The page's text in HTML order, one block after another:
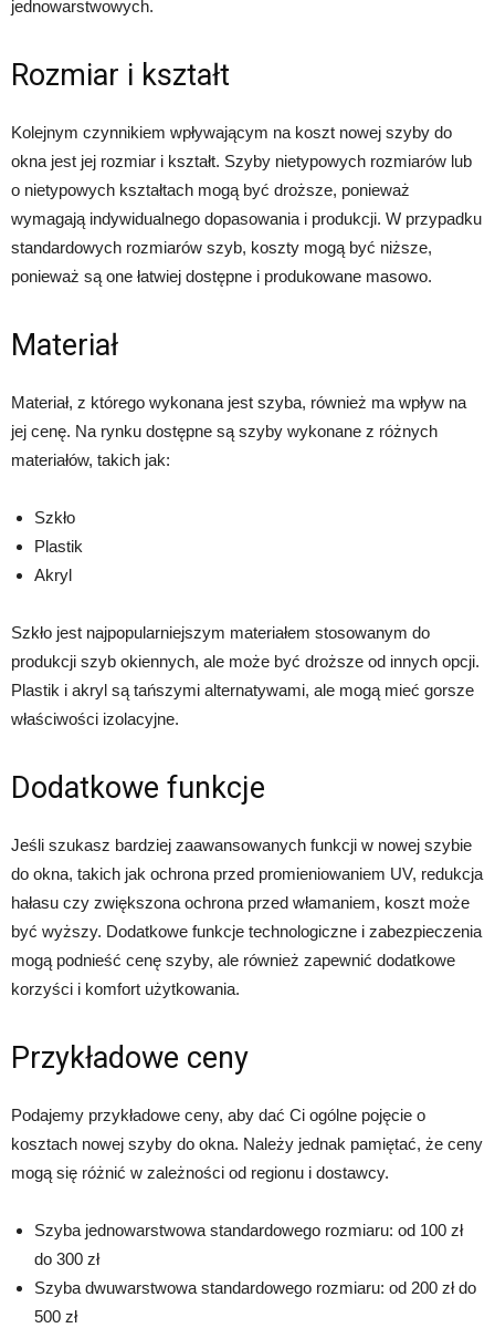
jednowarstwowych.
Rozmiar i kształt
Kolejnym czynnikiem wpływającym na koszt nowej szyby do
okna jest jej rozmiar i kształt. Szyby nietypowych rozmiarów lub
o nietypowych kształtach mogą być droższe, ponieważ
wymagają indywidualnego dopasowania i produkcji. W przypadku
standardowych rozmiarów szyb, koszty mogą być niższe,
ponieważ są one łatwiej dostępne i produkowane masowo.
Materiał
Materiał, z którego wykonana jest szyba, również ma wpływ na
jej cenę. Na rynku dostępne są szyby wykonane z różnych
materiałów, takich jak:
Szkło
Plastik
Akryl
Szkło jest najpopularniejszym materiałem stosowanym do
produkcji szyb okiennych, ale może być droższe od innych opcji.
Plastik i akryl są tańszymi alternatywami, ale mogą mieć gorsze
właściwości izolacyjne.
Dodatkowe funkcje
Jeśli szukasz bardziej zaawansowanych funkcji w nowej szybie
do okna, takich jak ochrona przed promieniowaniem UV, redukcja
hałasu czy zwiększona ochrona przed włamaniem, koszt może
być wyższy. Dodatkowe funkcje technologiczne i zabezpieczenia
mogą podnieść cenę szyby, ale również zapewnić dodatkowe
korzyści i komfort użytkowania.
Przykładowe ceny
Podajemy przykładowe ceny, aby dać Ci ogólne pojęcie o
kosztach nowej szyby do okna. Należy jednak pamiętać, że ceny
mogą się różnić w zależności od regionu i dostawcy.
Szyba jednowarstwowa standardowego rozmiaru: od 100 zł
do 300 zł
Szyba dwuwarstwowa standardowego rozmiaru: od 200 zł do
500 zł